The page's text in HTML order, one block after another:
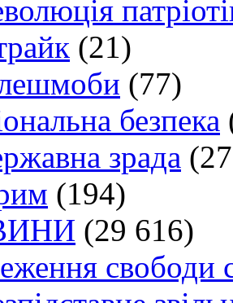
(21)
(77)
безпека
зрада
(194)
(29 616)
свободи